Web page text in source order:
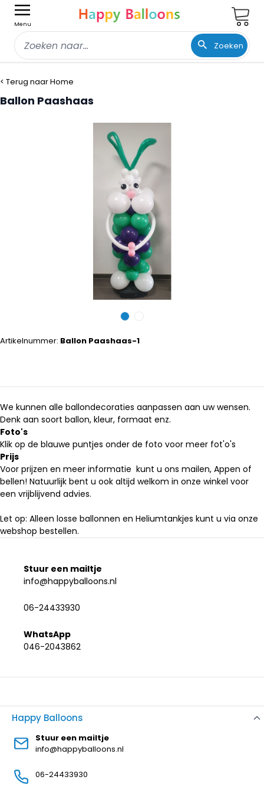
Menu
Zoeken
< Terug naar Home
Ballon Paashaas
Artikelnummer: Ballon Paashaas-1
We kunnen alle ballondecoraties aanpassen aan uw wensen.
Denk aan soort ballon, kleur, formaat enz.
Foto's
Klik op de blauwe puntjes onder de foto voor meer fot'o's
Prijs
Voor prijzen en meer informatie kunt u ons mailen, Appen of
bellen! Natuurlijk bent u ook altijd welkom in onze winkel voor
een vrijblijvend advies.
Let op: Alleen losse ballonnen en Heliumtankjes kunt u via onze
webshop bestellen.
Stuur een mailtje
info@happyballoons.nl
06-24433930
WhatsApp
046-2043862
Happy Balloons
Stuur een mailtje
info@happyballoons.nl
06-24433930